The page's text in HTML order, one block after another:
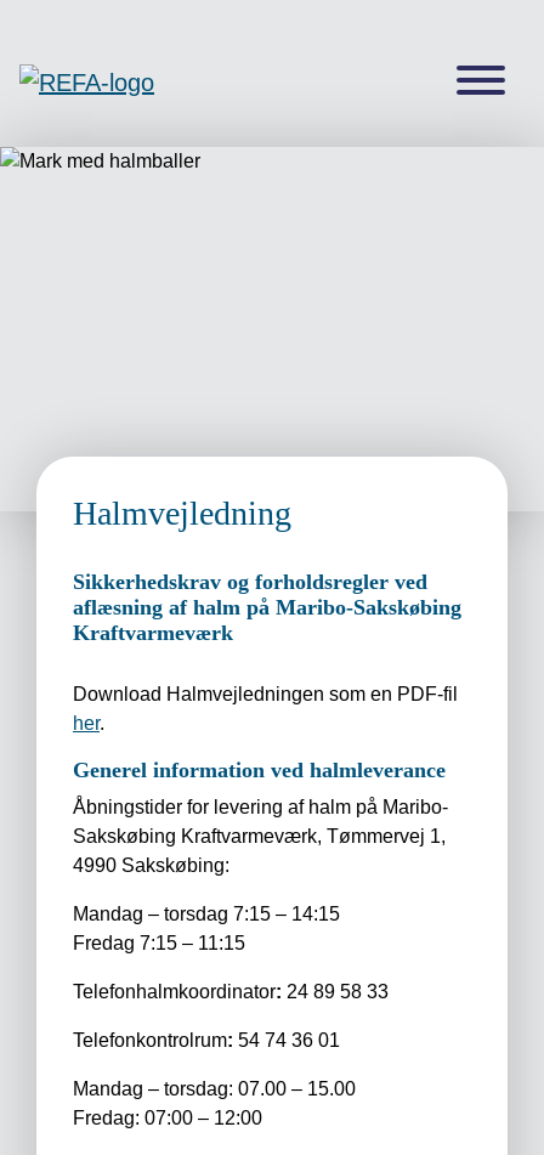
Halmvejledning
Sikkerhedskrav og forholdsregler ved
aflæsning af halm på Maribo-Sakskøbing
Kraftvarmeværk
Download Halmvejledningen som en PDF-fil
her.
Generel information ved halmleverance
Åbningstider for levering af halm på Maribo-
Sakskøbing Kraftvarmeværk, Tømmervej 1,
4990 Sakskøbing:
Mandag – torsdag 7:15 – 14:15
Fredag 7:15 – 11:15
Telefonhalmkoordinator: 24 89 58 33
Telefonkontrolrum: 54 74 36 01
Mandag – torsdag: 07.00 – 15.00
Fredag: 07:00 – 12:00